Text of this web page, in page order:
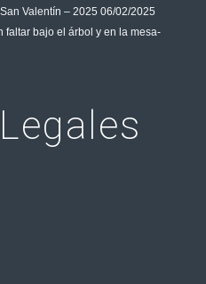
Valentín – 2025 06/02/2025
faltar bajo el árbol y en la mesa-